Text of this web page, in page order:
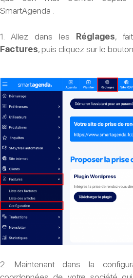
SmartAgenda :
1. Allez dans les Réglages,
Factures, puis cliquez sur le bouton
2. Maintenant dans la